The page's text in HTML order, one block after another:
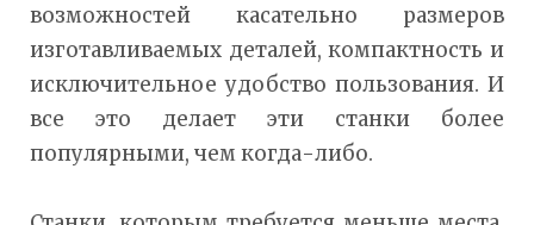
возможностей касательно размеров
изготавливаемых деталей, компактность и
исключительное удобство пользования. И
все это делает эти станки более
популярными, чем когда-либо.